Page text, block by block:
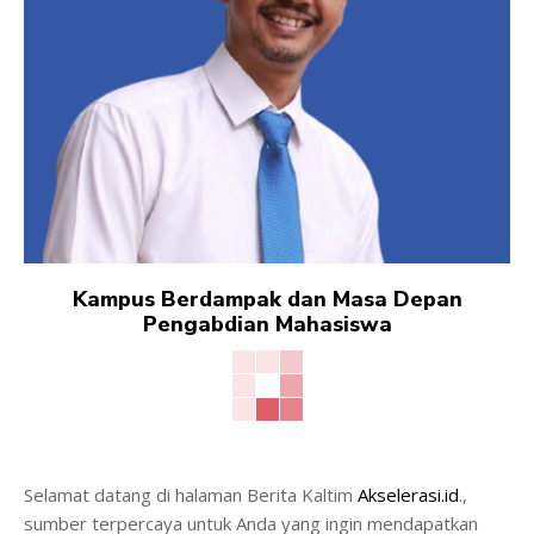
Kampus Berdampak dan Masa Depan
Pengabdian Mahasiswa
Selamat datang di halaman Berita Kaltim Akselerasi.id.,
sumber terpercaya untuk Anda yang ingin mendapatkan